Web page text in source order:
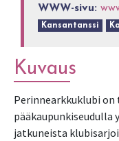
WWW-sivu:
Kansantanssi
Kuvaus
Perinnearkkuklubi
jatkuneista